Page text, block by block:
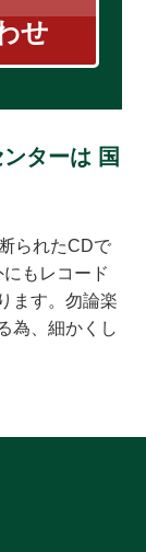
せ
ターは 国
られたCDで
もレコード
ます。勿論楽
為、細かくし
に困っている
、ソウル、歌
売りくださ